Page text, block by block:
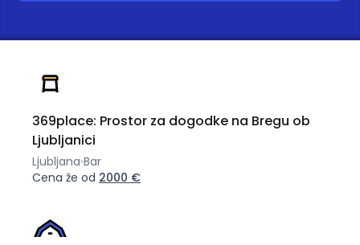
369place: Prostor za dogodke na Bregu ob
Ljubljanici
Ljubljana Bar
Cena že od 2000 €